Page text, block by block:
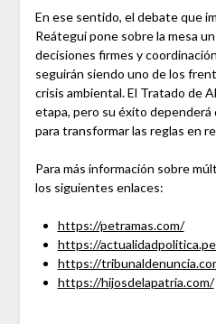
En ese sentido, el debate que
Reátegui pone sobre la mesa un
decisiones firmes y
seguirán siendo uno de los
crisis ambiental. El Tratado de
etapa, pero su éxito dependerá
para transformar las reglas en
Para más información sobre
los siguientes enlaces:
https://petramas.com/
https://
https://
https://hijosdelapatria.com/